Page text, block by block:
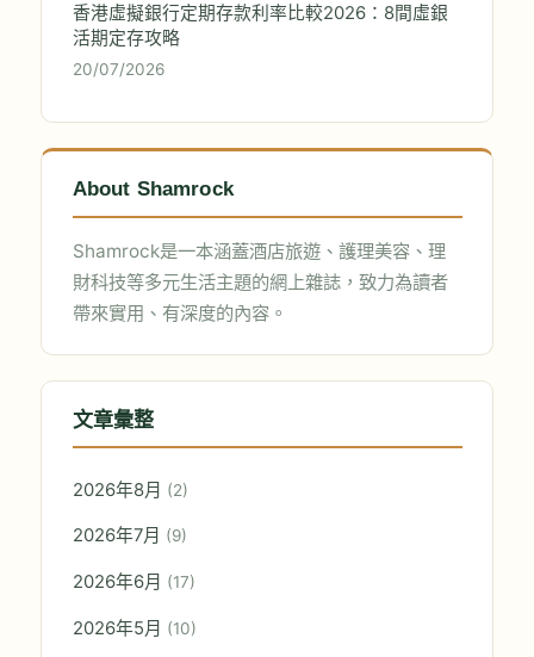
香港虛擬銀行定期存款利率比較2026：8間虛銀
活期定存攻略
20/07/2026
About Shamrock
Shamrock是一本涵蓋酒店旅遊、護理美容、理
財科技等多元生活主題的網上雜誌，致力為讀者
帶來實用、有深度的內容。
文章彙整
2026年8月 (2)
2026年7月 (9)
2026年6月 (17)
2026年5月 (10)